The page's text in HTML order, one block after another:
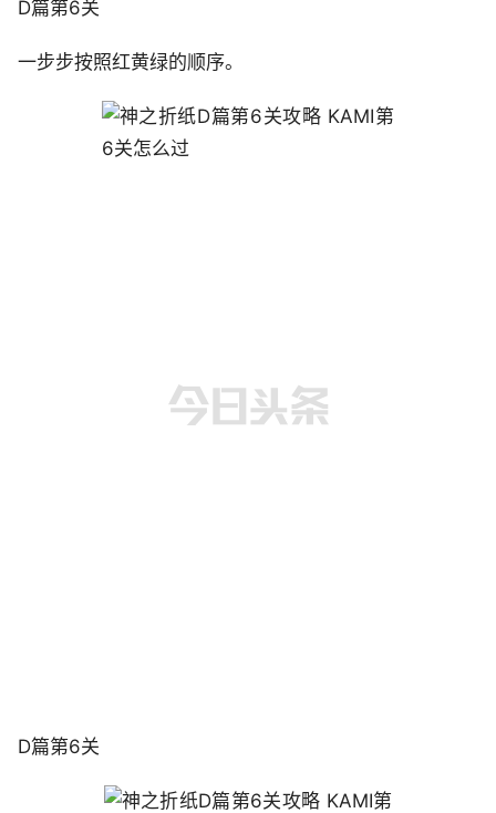
D篇第6关
一步步按照红黄绿的顺序。
D篇第6关